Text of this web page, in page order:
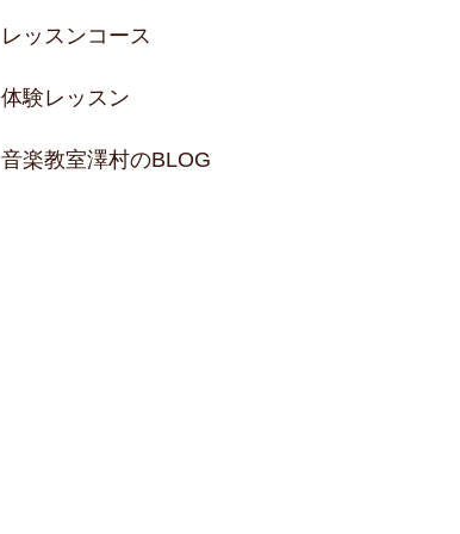
レッスンコース
体験レッスン
音楽教室澤村のBLOG